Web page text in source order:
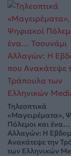
Τηλεοπτικά
«Μαγειρέματα»,
Πόλεμοι και ένα…
Αλλαγών: Η
Ανακάτεψε την
των Ελληνικών